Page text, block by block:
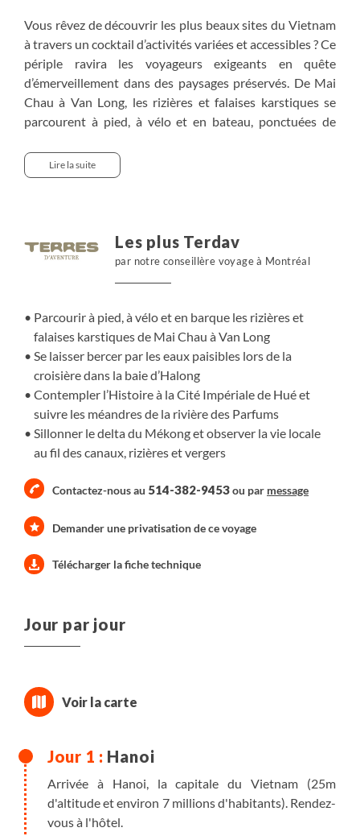
Vous rêvez de découvrir les plus beaux sites du Vietnam
à travers un cocktail d’activités variées et accessibles ? Ce
périple ravira les voyageurs exigeants en quête
d’émerveillement dans des paysages préservés. De Mai
Chau à Van Long, les rizières et falaises karstiques se
parcourent à pied, à vélo et en bateau, ponctuées de
croisière nous invite à contempler les falaises plongeant
dans la mer. Après un trajet pittoresque en train de nuit,
une belle source d’inspiration. Le delta du Mékong recèle
tout un univers où la vie locale se déploie dans les
Lire la suite
Les plus Terdav
par notre conseillère voyage à Montréal
Parcourir à pied, à vélo et en barque les rizières et
falaises karstiques de Mai Chau à Van Long
Se laisser bercer par les eaux paisibles lors de la
croisière dans la baie d’Halong
Contempler l’Histoire à la Cité Impériale de Hué et
suivre les méandres de la rivière des Parfums
Sillonner le delta du Mékong et observer la vie locale
au fil des canaux, rizières et vergers
Contactez-nous au 514-382-9453ou par message
Demander une privatisation de ce voyage
Télécharger la fiche technique
Jour par jour
Hanoi
Arrivée à Hanoi, la capitale du Vietnam (25m
d'altitude et environ 7 millions d'habitants). Rendez-
vous à l'hôtel.